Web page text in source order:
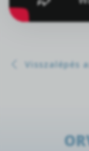
Visszalépés